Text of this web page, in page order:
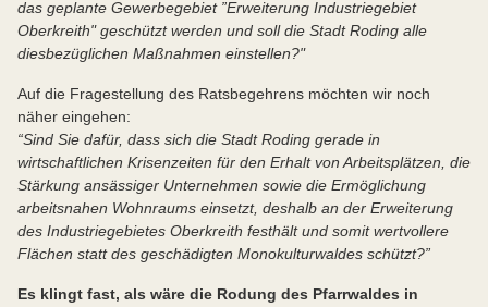
das geplante Gewerbegebiet ”Erweiterung Industriegebiet
Oberkreith" geschützt werden und soll die Stadt Roding alle
diesbezüglichen Maßnahmen einstellen?"
Auf die Fragestellung des Ratsbegehrens möchten wir noch
näher eingehen:
“Sind Sie dafür, dass sich die Stadt Roding gerade in
wirtschaftlichen Krisenzeiten für den Erhalt von Arbeitsplätzen, die
Stärkung ansässiger Unternehmen sowie die Ermöglichung
arbeitsnahen Wohnraums einsetzt, deshalb an der Erweiterung
des Industriegebietes Oberkreith festhält und somit wertvollere
Flächen statt des geschädigten Monokulturwaldes schützt?”
Es klingt fast, als wäre die Rodung des Pfarrwaldes in